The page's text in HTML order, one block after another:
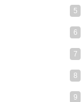
5
6
7
8
9